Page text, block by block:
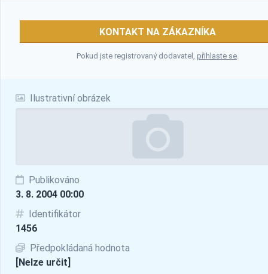
Ilustrativní obrázek
Publikováno
3. 8. 2004 00:00
Identifikátor
1456
Předpokládaná hodnota
[Nelze určit]
KONTAKT NA ZÁKAZNÍKA
Pokud jste registrovaný dodavatel, přihlaste se.